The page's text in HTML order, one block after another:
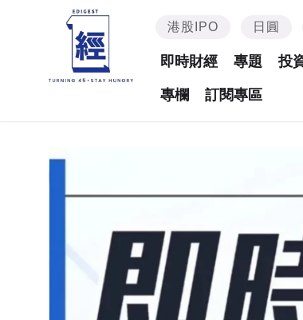
港股IPO 日圓
即時財經 專題 投
專欄 訂閱專區